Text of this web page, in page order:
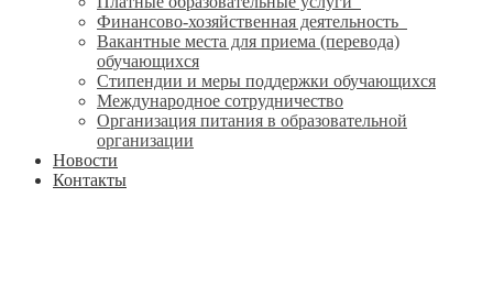
Финансово-хозяйственная деятельность
Вакантные места для приема (перевода)
обучающихся
Стипендии и меры поддержки обучающихся
Международное сотрудничество
Организация питания в образовательной
организации
Новости
Контакты